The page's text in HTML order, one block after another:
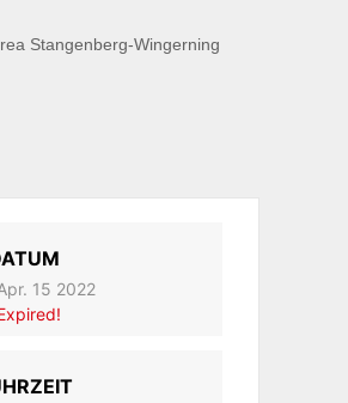
Stangenberg-Wingerning
15 2022